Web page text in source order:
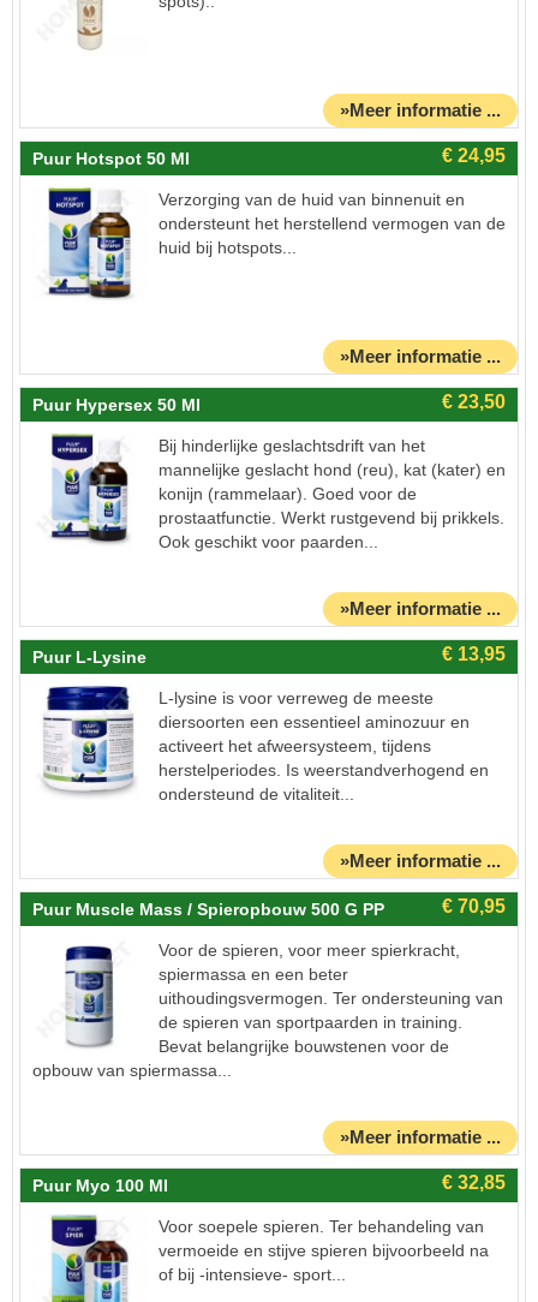
»Meer informatie ...
Puur Hotspot 50 Ml
Verzorging van de huid van binnenuit en
ondersteunt het herstellend vermogen van de
huid bij hotspots...
»Meer informatie ...
Puur Hypersex 50 Ml
Bij hinderlijke geslachtsdrift van het
mannelijke geslacht hond (reu), kat (kater) en
konijn (rammelaar). Goed voor de
prostaatfunctie. Werkt rustgevend bij prikkels.
Ook geschikt voor paarden...
»Meer informatie ...
Puur L-Lysine
L-lysine is voor verreweg de meeste
diersoorten een essentieel aminozuur en
activeert het afweersysteem, tijdens
herstelperiodes. Is weerstandverhogend en
ondersteund de vitaliteit...
»Meer informatie ...
Puur Muscle Mass / Spieropbouw 500 G PP
Voor de spieren, voor meer spierkracht,
spiermassa en een beter
uithoudingsvermogen. Ter ondersteuning van
de spieren van sportpaarden in training.
Bevat belangrijke bouwstenen voor de
opbouw van spiermassa...
»Meer informatie ...
Puur Myo 100 Ml
Voor soepele spieren. Ter behandeling van
vermoeide en stijve spieren bijvoorbeeld na
of bij -intensieve- sport...